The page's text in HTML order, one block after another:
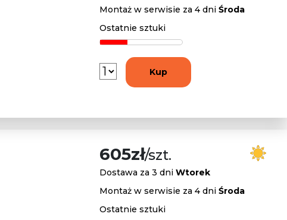
Montaż w serwisie za 4 dni Środa
Ostatnie sztuki
Kup
605zł/szt.
Dostawa za 3 dni Wtorek
Montaż w serwisie za 4 dni Środa
Ostatnie sztuki